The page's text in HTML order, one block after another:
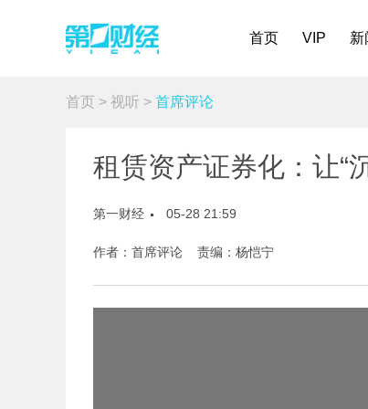
首页 VIP 新
首页 > 视听 > 首席评论
租赁资产证券化：让“
第一财经 05-28 21:59
作者：首席评论 责编：杨恺宁